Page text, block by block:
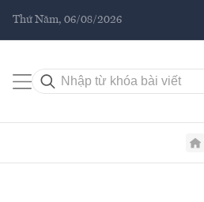
Thứ Năm, 06/08/2026